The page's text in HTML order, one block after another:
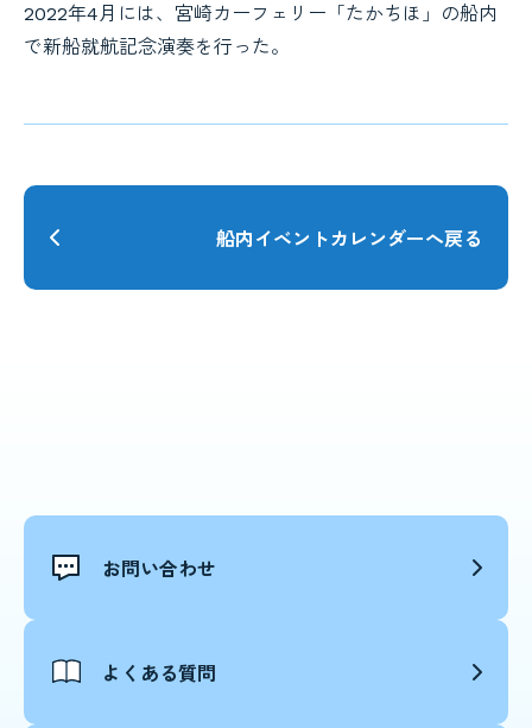
2022年4月には、宮崎カーフェリー「たかちほ」の船内
で新船就航記念演奏を行った。
船内イベントカレンダーへ戻る
お問い合わせ
よくある質問